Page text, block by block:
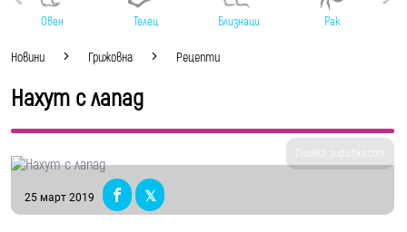
Овен Телец Близнаци Рак
Новини Грижовна Рецепти
Hахут с лапад
Снимка: supichka.com
25 март 2019